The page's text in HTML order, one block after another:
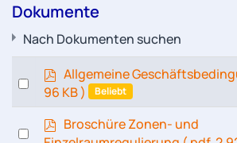
Dokumente
Nach Dokumenten suchen
Select
p
d
Allgemeine
96 KB )
Beliebt
Select
p
d
Broschüre Zonen- und